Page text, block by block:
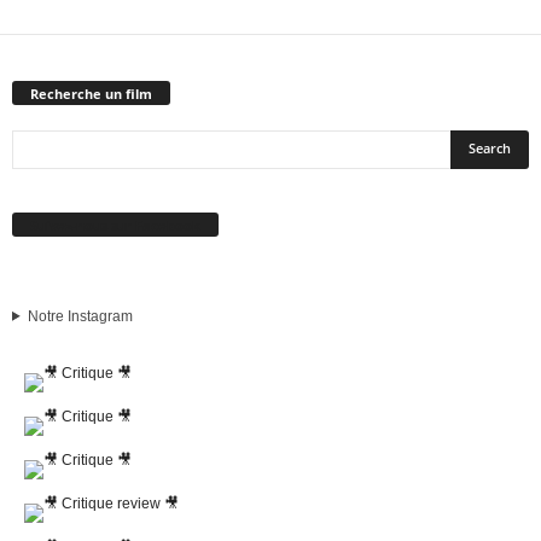
Recherche un film
Notre Instagram